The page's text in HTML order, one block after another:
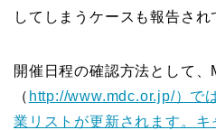
してしまうケースも報告され
開催日程の確認方法として
（ http://www.mdc.or.jp/）で
業リストが更新されます。